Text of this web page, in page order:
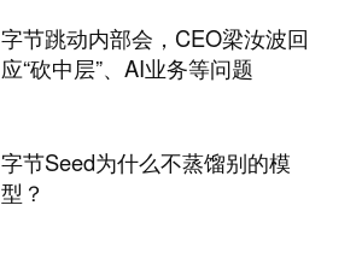
字节跳动内部会，CEO梁汝波回
应“砍中层”、AI业务等问题
字节Seed为什么不蒸馏别的模
型？